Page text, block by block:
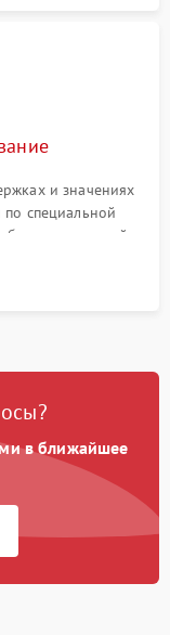
и значениях
специальной
встроенной
в ближайшее